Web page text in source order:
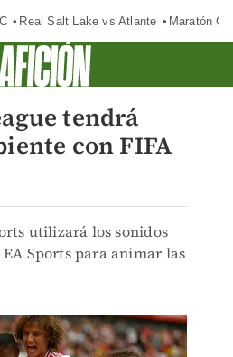
Real Salt Lake vs Atlante Maratón
tendrá
con FIFA
utilizará los sonidos
Sports para animar las